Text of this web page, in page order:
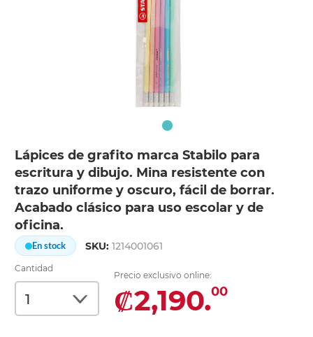
Lápices de grafito marca Stabilo para
escritura y dibujo. Mina resistente con
trazo uniforme y oscuro, fácil de borrar.
Acabado clásico para uso escolar y de
oficina.
En stock SKU:1214001061
Cantidad
Precio exclusivo online:
₡2,190.00